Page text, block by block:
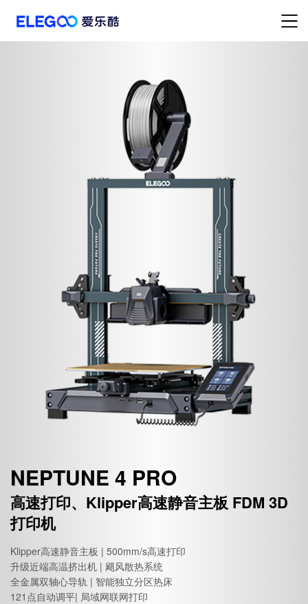
NEPTUNE 4 PRO
高速打印、Klipper高速静音主板 FDM 3D
打印机
Klipper高速静音主板 | 500mm/s高速打印
升级近端高温挤出机 | 飓风散热系统
全金属双轴心导轨 | 智能独立分区热床
121点自动调平| 局域网联网打印